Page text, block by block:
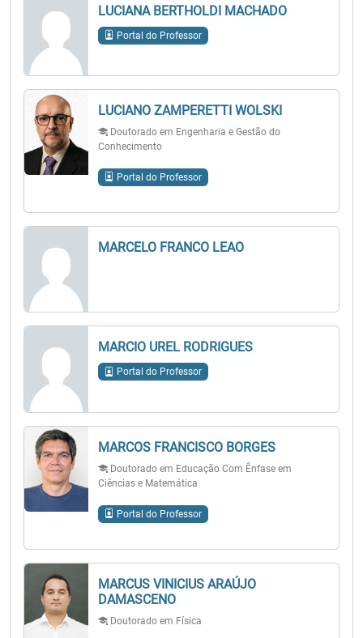
LUCIANA BERTHOLDI MACHADO
Portal do Professor
LUCIANO ZAMPERETTI WOLSKI
Doutorado em Engenharia e Gestão do
Conhecimento
Portal do Professor
MARCELO FRANCO LEAO
MARCIO UREL RODRIGUES
Portal do Professor
MARCOS FRANCISCO BORGES
Doutorado em Educação Com Ênfase em
Ciências e Matemática
Portal do Professor
MARCUS VINICIUS ARAÚJO
DAMASCENO
Doutorado em Física